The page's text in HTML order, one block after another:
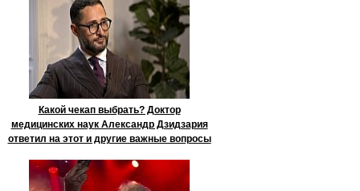
Какой чекап выбрать? Доктор
медицинских наук Александр Дзидзария
ответил на этот и другие важные вопросы